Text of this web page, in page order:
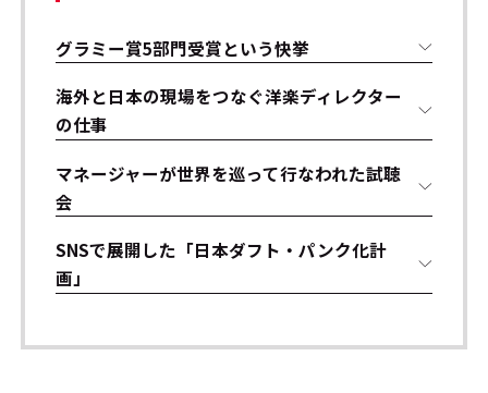
グラミー賞5部門受賞という快挙
海外と日本の現場をつなぐ洋楽ディレクター
の仕事
マネージャーが世界を巡って行なわれた試聴
会
SNSで展開した「日本ダフト・パンク化計
画」